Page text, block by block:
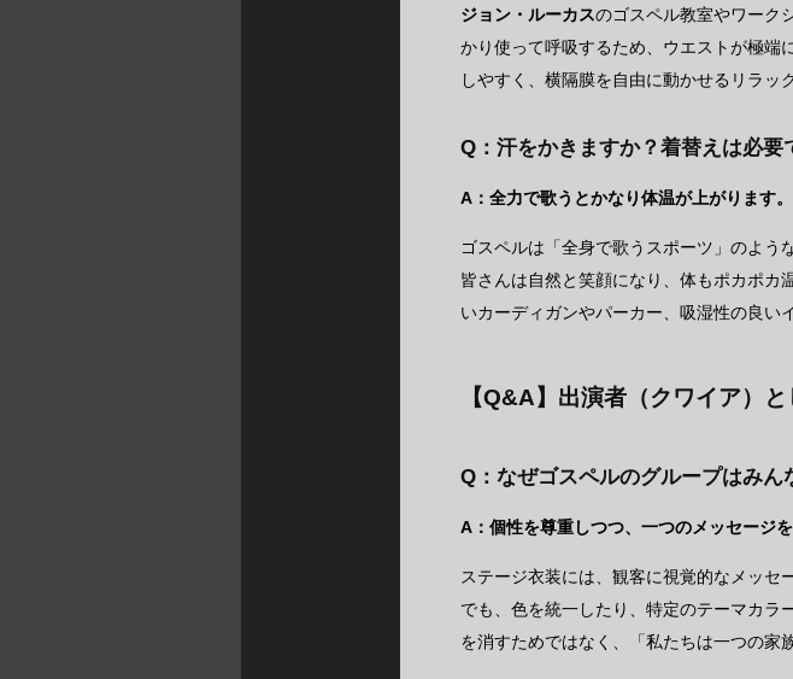
ジョン・ルーカスのゴスペル教室やワーク
かり使って呼吸するため、ウエストが極端
しやすく、横隔膜を自由に動かせるリラッ
Q：汗をかきますか？着替えは必要
A：全力で歌うとかなり体温が上がります
ゴスペルは「全身で歌うスポーツ」のよう
皆さんは自然と笑顔になり、体もポカポカ
いカーディガンやパーカー、吸湿性の良い
【Q&A】出演者（クワイア）
Q：なぜゴスペルのグループはみん
A：個性を尊重しつつ、一つのメッセージ
ステージ衣装には、観客に視覚的なメッセ
でも、色を統一したり、特定のテーマカラ
を消すためではなく、「私たちは一つの家